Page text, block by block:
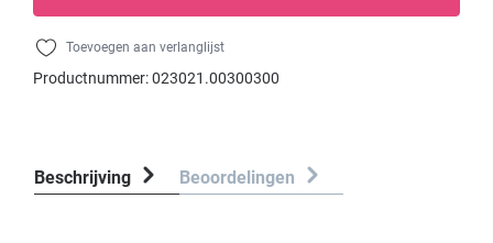
Toevoegen aan verlanglijst
Productnummer:023021.00300300
Beschrijving Beoordelingen